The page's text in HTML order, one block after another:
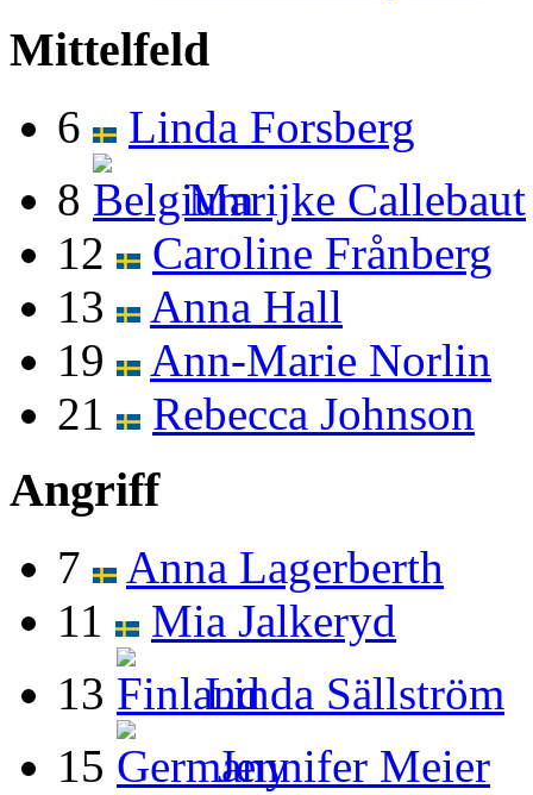
Mittelfeld
6
Linda Forsberg
8
Marijke Callebaut
12
Caroline Frånberg
13
Anna Hall
19
Ann-Marie Norlin
21
Rebecca Johnson
Angriff
7
Anna Lagerberth
11
Mia Jalkeryd
13
Linda Sällström
15
Jennifer Meier